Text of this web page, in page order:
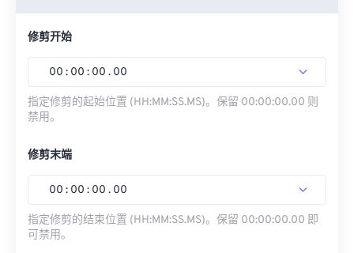
修剪开始
00 : 00 : 00 . 00
指定修剪的起始位置 (HH:MM:SS.MS)。保留 00:00:00.00 则
禁用。
修剪末端
00 : 00 : 00 . 00
指定修剪的结束位置 (HH:MM:SS.MS)。保留 00:00:00.00 即
可禁用。